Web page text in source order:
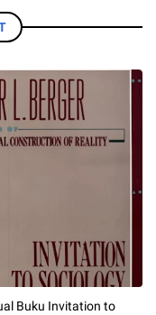
Buku Invitation to